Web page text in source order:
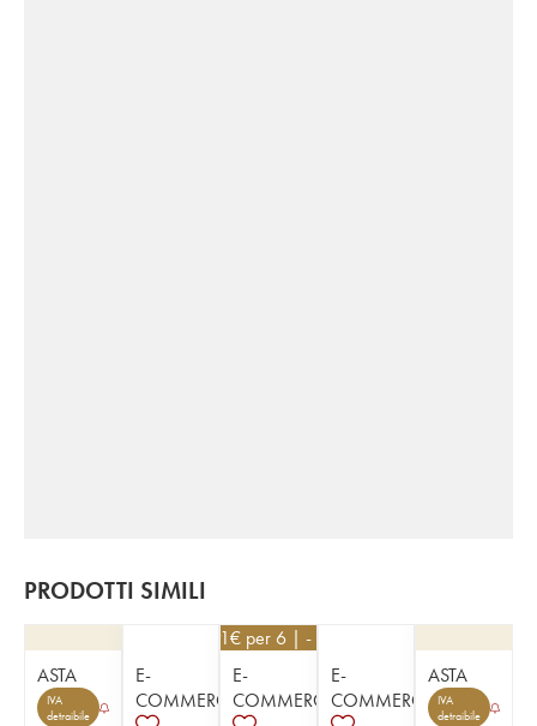
PRODOTTI SIMILI
ASTA
IVA
detraibile
E-
COMMERCE
26,91€ per 6 | - 10%
E-
COMMERCE
E-
COMMERCE
ASTA
IVA
detraibile